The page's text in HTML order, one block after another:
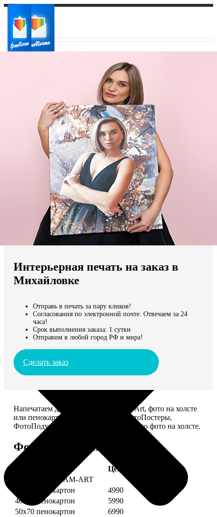
Ваш регион доставки
Выберите из списка:
Мы доставляем по всему миру
Продолжить без города
Интерьерная печать на заказ в
Михайловке
Отправь в печать за пару кликов!
Согласования по электронной почте. Отвечаем за 24
часа!
Срок выполнения заказа: 1 сутки
Отправим в любой город РФ и мира!
Сделать заказ
Напечатаем для вас картины Dream-Art, фото на холсте
или пенокартоне, ФотоМозаику, ФотоПостеры,
ФотоПодушки или напишем портрет по фото на холсте.
Форматы и цены
Цена, руб.
Картины DREAM-ART
30х40 пенокартон
4990
40х60 пенокартон
5990
50х70 пенокартон
6990